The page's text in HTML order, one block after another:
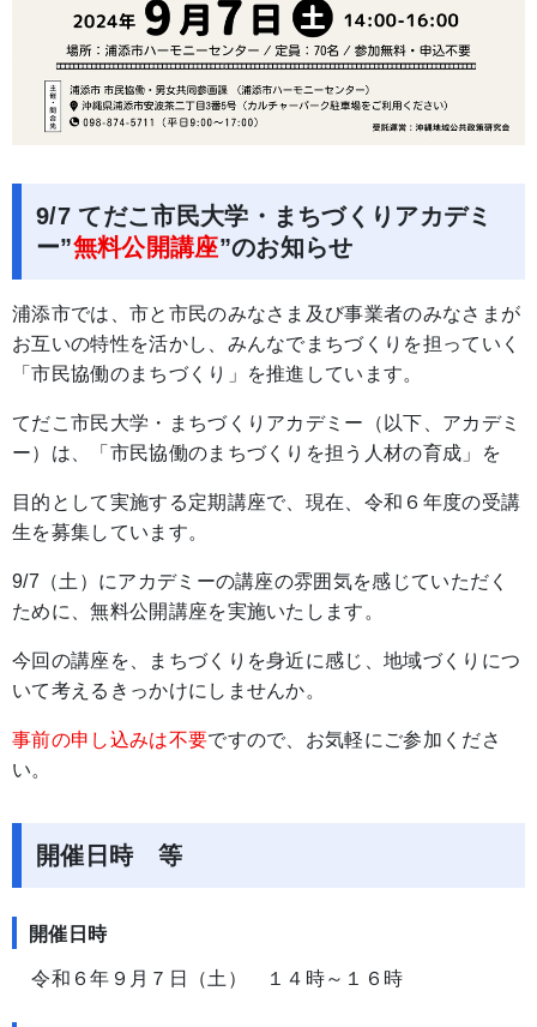
9/7 てだこ市民大学・まちづくりアカデミ
ー”無料公開講座”のお知らせ
浦添市では、市と市民のみなさま及び事業者のみなさまが
お互いの特性を活かし、みんなでまちづくりを担っていく
「市民協働のまちづくり」を推進しています。
てだこ市民大学・まちづくりアカデミー（以下、アカデミ
ー）は、「市民協働のまちづくりを担う人材の育成」を
目的として実施する定期講座で、現在、令和６年度の受講
生を募集しています。
9/7（土）にアカデミーの講座の雰囲気を感じていただく
ために、無料公開講座を実施いたします。
今回の講座を、まちづくりを身近に感じ、地域づくりにつ
いて考えるきっかけにしませんか。
事前の申し込みは不要ですので、お気軽にご参加くださ
い。
開催日時 等
開催日時
令和６年９月７日（土） １４時～１６時